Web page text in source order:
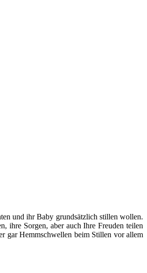
und ihr Baby grundsätzlich stillen wollen.
ihre Sorgen, aber auch Ihre Freuden teilen
gar Hemmschwellen beim Stillen vor allem